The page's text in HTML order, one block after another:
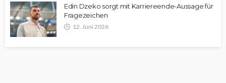
Edin Dzeko sorgt mit Karriereende-Aussage für
Fragezeichen
12. Juni 2026